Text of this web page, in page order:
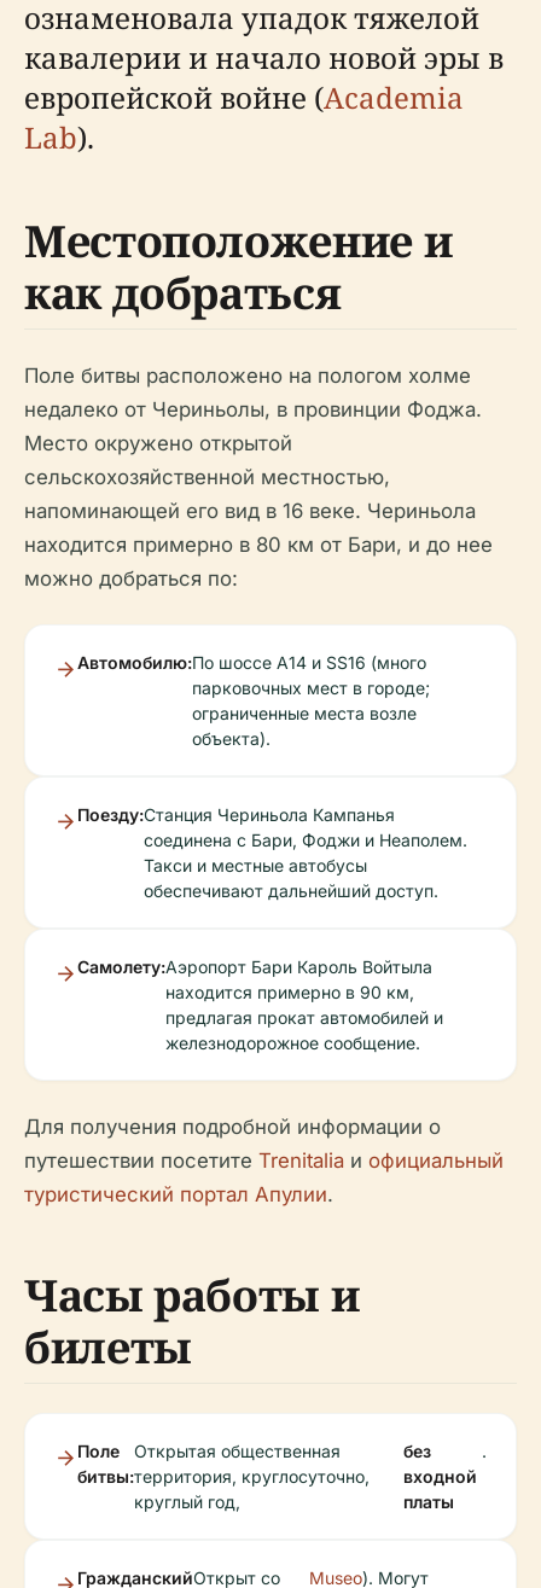
ознаменовала упадок тяжелой
кавалерии и начало новой эры в
европейской войне (Academia
Lab).
Местоположение и
как добраться
Поле битвы расположено на пологом холме
недалеко от Чериньолы, в провинции Фоджа.
Место окружено открытой
сельскохозяйственной местностью,
напоминающей его вид в 16 веке. Чериньола
находится примерно в 80 км от Бари, и до нее
можно добраться по:
Автомобилю:По шоссе A14 и SS16 (много
парковочных мест в городе;
ограниченные места возле
объекта).
Поезду:Станция Чериньола Кампанья
соединена с Бари, Фоджи и Неаполем.
Такси и местные автобусы
обеспечивают дальнейший доступ.
Самолету:Аэропорт Бари Кароль Войтыла
находится примерно в 90 км,
предлагая прокат автомобилей и
железнодорожное сообщение.
Для получения подробной информации о
путешествии посетите Trenitalia и официальный
туристический портал Апулии.
Часы работы и
билеты
Поле
битвы:
Открытая общественная
территория, круглосуточно,
круглый год,
без
входной
платы
.
ГражданскийОткрыт со Museo). Могут